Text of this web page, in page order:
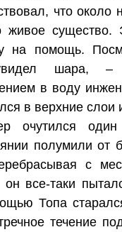
что около
живое
на помощь.
шара, –
в воду
в верхние слои
очутился
полумили от
с
все-таки
Топа
течение